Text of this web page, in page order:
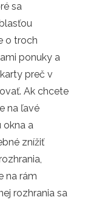
sa
o troch
ponuky a
preč v
Ak chcete
na ľavé
okna a
znížiť
na rám
rozhrania sa